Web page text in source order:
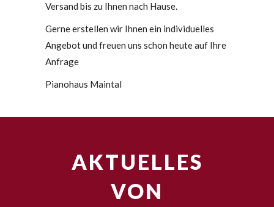
Versand bis zu Ihnen nach Hause.
Gerne erstellen wir Ihnen ein individuelles
Angebot und freuen uns schon heute auf Ihre
Anfrage
Pianohaus Maintal
AKTUELLES
VON